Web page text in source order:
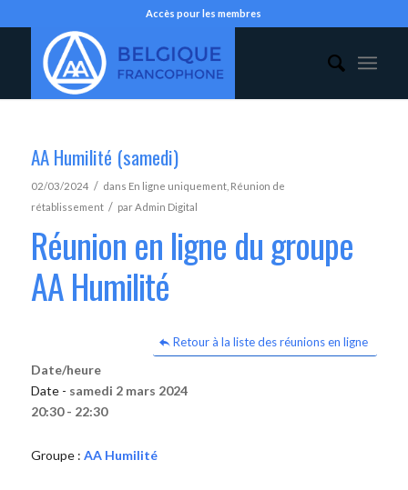
Accès pour les membres
AA Humilité (samedi)
02/03/2024 / dans En ligne uniquement, Réunion de
rétablissement / parAdmin Digital
Réunion en ligne du groupe
AA Humilité
Retour à la liste des réunions en ligne
Date/heure
Date - samedi 2 mars 2024
20:30 - 22:30
Groupe : AA Humilité